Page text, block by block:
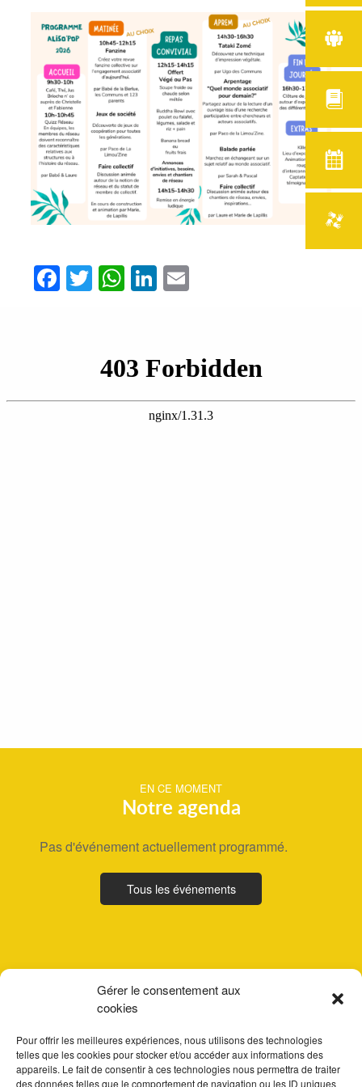
Gérer le consentement aux
cookies
Pour offrir les meilleures expériences, nous utilisons des technologies
telles que les cookies pour stocker et/ou accéder aux informations des
appareils. Le fait de consentir à ces technologies nous permettra de traiter
des données telles que le comportement de navigation ou les ID uniques
Facebook
Twitter
WhatsApp
LinkedIn
EN CE MOMENT
Notre agenda
Pas d'événement actuellement programmé.
Tous les événements